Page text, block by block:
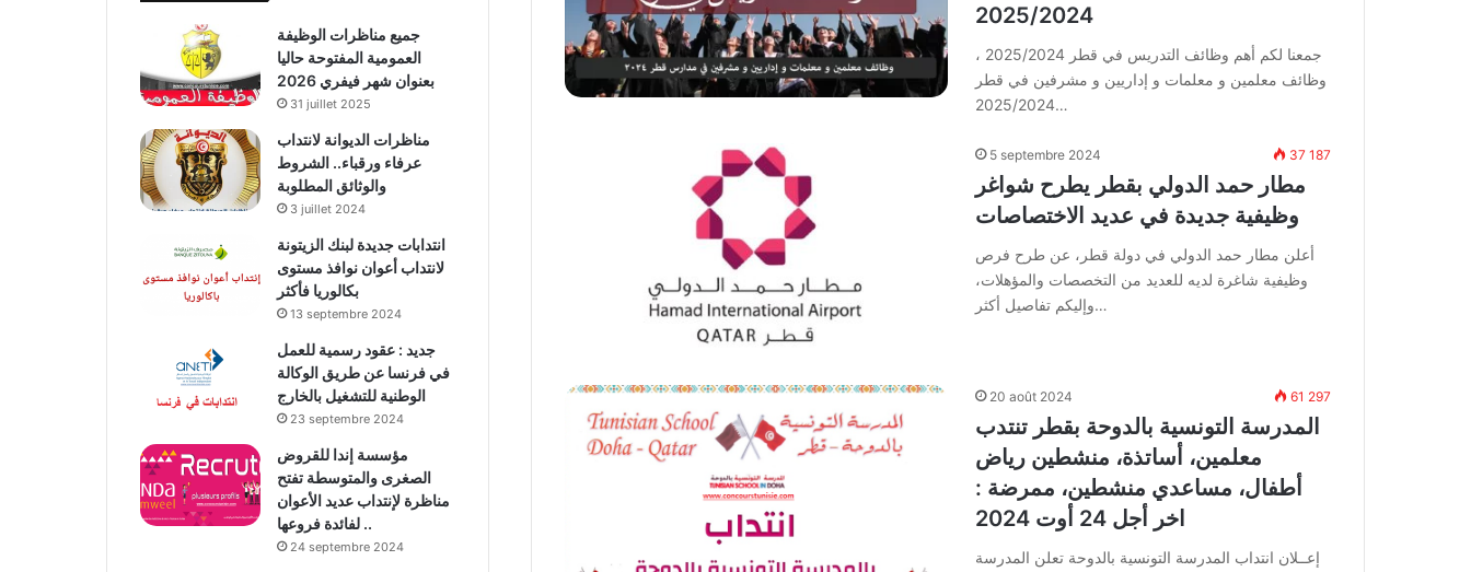
2025/2024
جمعنا لكم أهم وظائف التدريس في قطر 2025/2024 ،
وظائف معلمين و معلمات و إداريين و مشرفين في قطر
2025/2024…
5 septembre 2024 37 187
مطار حمد الدولي بقطر يطرح شواغر
وظيفية جديدة في عديد الاختصاصات
أعلن مطار حمد الدولي في دولة قطر، عن طرح فرص
وظيفية شاغرة لديه للعديد من التخصصات والمؤهلات،
وإليكم تفاصيل أكثر…
20 août 2024 61 297
المدرسة التونسية بالدوحة بقطر تنتدب
معلمين، أساتذة، منشطين رياض
أطفال، مساعدي منشطين، ممرضة :
اخر أجل 24 أوت 2024
إعــلان انتداب المدرسة التونسية بالدوحة تعلن المدرسة
جميع مناظرات الوظيفة
العمومية المفتوحة حاليا
بعنوان شهر فيفري 2026
31 juillet 2025
مناظرات الديوانة لانتداب
عرفاء ورقباء.. الشروط
والوثائق المطلوبة
3 juillet 2024
انتدابات جديدة لبنك الزيتونة
لانتداب أعوان نوافذ مستوى
بكالوريا فأكثر
13 septembre 2024
جديد : عقود رسمية للعمل
في فرنسا عن طريق الوكالة
الوطنية للتشغيل بالخارج
23 septembre 2024
مؤسسة إندا للقروض
الصغرى والمتوسطة تفتح
مناظرة لإنتداب عديد الأعوان
لفائدة فروعها ..
24 septembre 2024